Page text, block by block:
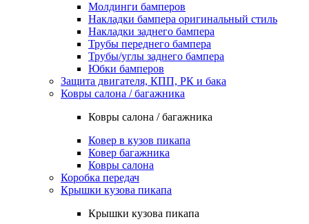
Молдинги бамперов
Накладки бампера оригинальный стиль
Накладки заднего бампера
Трубы переднего бампера
Трубы/углы заднего бампера
Юбки бамперов
Защита двигателя, КПП, РК и бака
Ковры салона / багажника
Ковры салона / багажника
Ковер в кузов пикапа
Ковер багажника
Ковры салона
Коробка передач
Крышки кузова пикапа
Крышки кузова пикапа